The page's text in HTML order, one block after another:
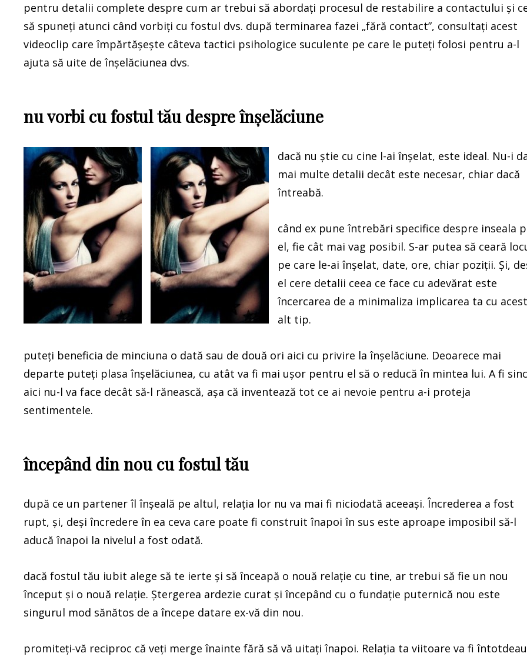
pentru detalii complete despre cum ar trebui să abordați procesul de restabilire a contactului și
să spuneți atunci când vorbiți cu fostul dvs. după terminarea fazei „fără contact”, consultați acest
videoclip care împărtășește câteva tactici psihologice suculente pe care le puteți folosi pentru a-l
ajuta să uite de înșelăciunea dvs.
nu vorbi cu fostul tău despre înșelăciune
dacă nu știe cu cine l-ai înșelat, este ideal. Nu-i
mai multe detalii decât este necesar, chiar dacă
întreabă.
când ex pune întrebări specifice despre inseala
el, fie cât mai vag posibil. S-ar putea să ceară
pe care le-ai înșelat, date, ore, chiar poziții. Și,
el cere detalii ceea ce face cu adevărat este
încercarea de a minimaliza implicarea ta cu acest
alt tip.
puteți beneficia de minciuna o dată sau de două ori aici cu privire la înșelăciune. Deoarece mai
departe puteți plasa înșelăciunea, cu atât va fi mai ușor pentru el să o reducă în mintea lui. A fi
aici nu-l va face decât să-l rănească, așa că inventează tot ce ai nevoie pentru a-i proteja
sentimentele.
începând din nou cu fostul tău
după ce un partener îl înșeală pe altul, relația lor nu va mai fi niciodată aceeași. Încrederea a fost
rupt, și, deși încredere în ea ceva care poate fi construit înapoi în sus este aproape imposibil să-l
aducă înapoi la nivelul a fost odată.
dacă fostul tău iubit alege să te ierte și să înceapă o nouă relație cu tine, ar trebui să fie un nou
început și o nouă relație. Ștergerea ardezie curat și începând cu o fundație puternică nou este
singurul mod sănătos de a începe datare ex-vă din nou.
promiteți-vă reciproc că veți merge înainte fără să vă uitați înapoi. Relația ta viitoare va fi